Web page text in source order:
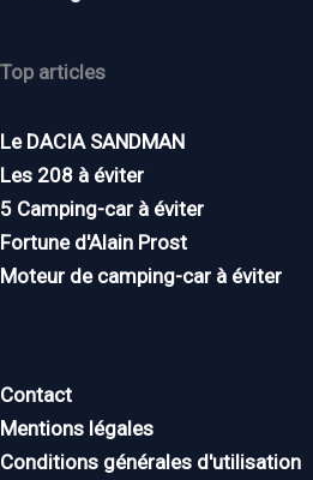
Top articles
Le DACIA SANDMAN
Les 208 à éviter
5 Camping-car à éviter
Fortune d'Alain Prost
Moteur de camping-car à éviter
Contact
Mentions légales
Conditions générales d'utilisation